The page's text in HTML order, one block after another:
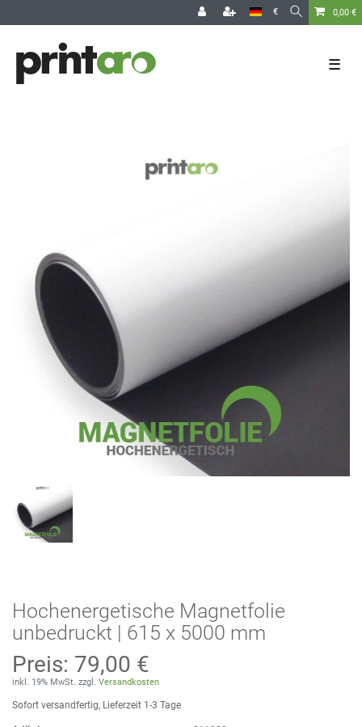
€ 0,00 €
☰
Hochenergetische Magnetfolie
unbedruckt | 615 x 5000 mm
Preis: 79,00 €
inkl. 19% MwSt. zzgl. Versandkosten
Sofort versandfertig, Lieferzeit 1-3 Tage